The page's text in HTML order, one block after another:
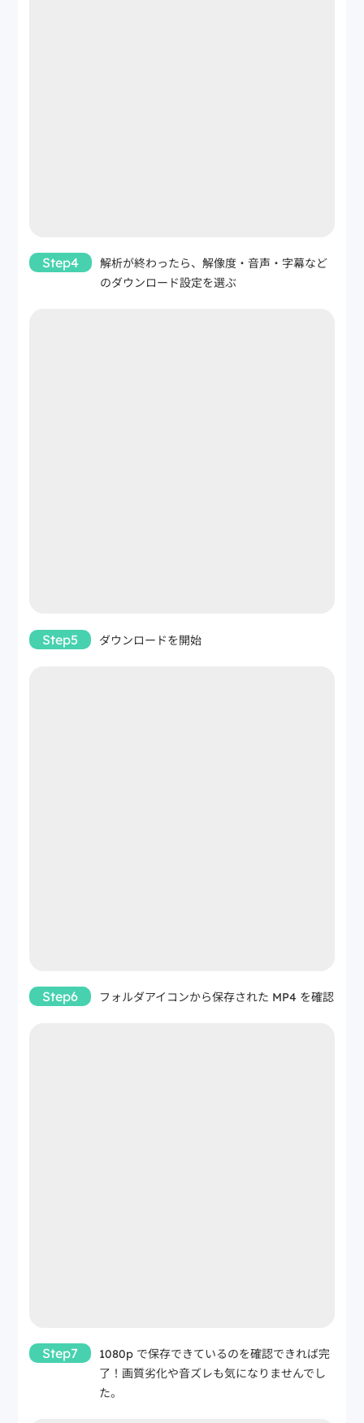
Step4
解析が終わったら、解像度・音声・字幕など
のダウンロード設定を選ぶ
Step5 ダウンロードを開始
Step6 フォルダアイコンから保存された MP4 を確認
Step7
1080p で保存できているのを確認できれば完
了！画質劣化や音ズレも気になりませんでし
た。